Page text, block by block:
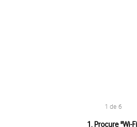
1 de 6
1. Procure "Wi-Fi